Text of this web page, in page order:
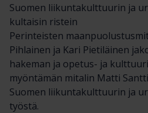
Suomen liikuntakulttuurin ja
kultaisin ristein
Perinteisten
Pihlainen ja Kari Pietiläinen
hakeman ja opetus- ja
myöntämän mitalin Matti
Suomen liikuntakulttuurin ja
työstä.